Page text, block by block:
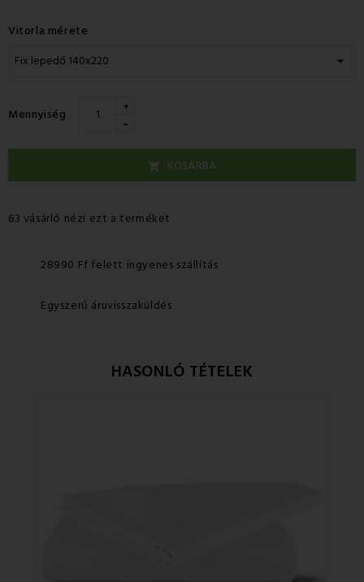
Vitorla mérete
Mennyiség +
-
 KOSÁRBA
63 vásárló nézi ezt a terméket
28990 Ff felett ingyenes szállítás
Egyszerű áruvisszaküldés
HASONLÓ TÉTELEK